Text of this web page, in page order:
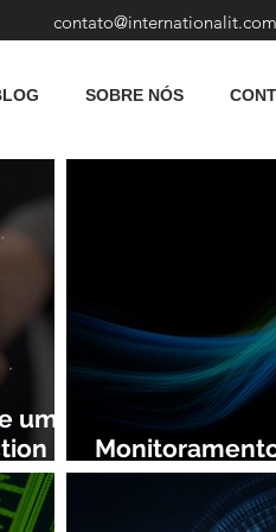
contato@internationalit.com
SOBRE NÓS
uma
Rede: